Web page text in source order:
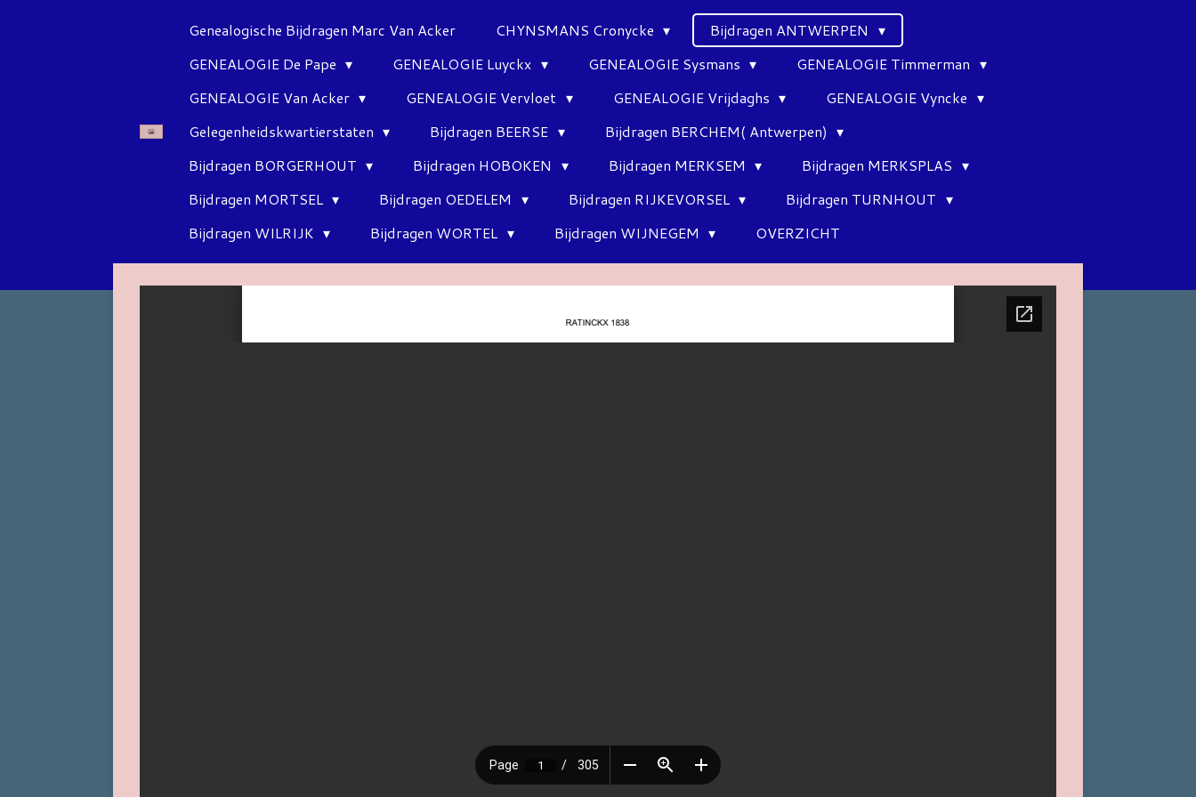
Genealogische Bijdragen Marc Van Acker CHYNSMANS Cronycke
Bijdragen ANTWERPEN
GENEALOGIE De Pape
GENEALOGIE Luyckx GENEALOGIE Sysmans
GENEALOGIE Timmerman
GENEALOGIE Van Acker
GENEALOGIE Vervloet GENEALOGIE Vrijdaghs
GENEALOGIE Vyncke
Gelegenheidskwartierstaten
Bijdragen BEERSE
Bijdragen BERCHEM( Antwerpen)
Bijdragen BORGERHOUT
Bijdragen HOBOKEN Bijdragen MERKSEM
Bijdragen MERKSPLAS
Bijdragen MORTSEL
Bijdragen OEDELEM Bijdragen RIJKEVORSEL
Bijdragen TURNHOUT
Bijdragen WILRIJK
Bijdragen WORTEL Bijdragen WIJNEGEM OVERZICHT